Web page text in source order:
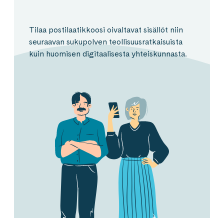
Tilaa postilaatikkoosi oivaltavat sisällöt niin
seuraavan sukupolven teollisuusratkaisuista
kuin huomisen digitaalisesta yhteiskunnasta.